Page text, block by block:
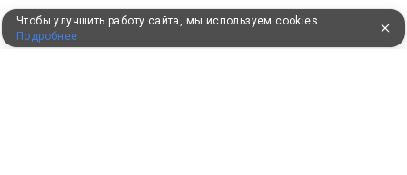
Чтобы улучшить работу сайта, мы используем cookies.
Подробнее